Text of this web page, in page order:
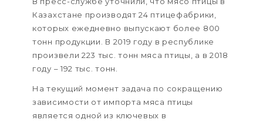
Казахстане производят 24 птицефабрики,
которых ежедневно выпускают более 800
тонн продукции. В 2019 году в республике
произвели 223 тыс. тонн мяса птицы, а в 2018
году – 192 тыс. тонн.
На текущий момент задача по сокращению
зависимости от импорта мяса птицы
является одной из ключевых в